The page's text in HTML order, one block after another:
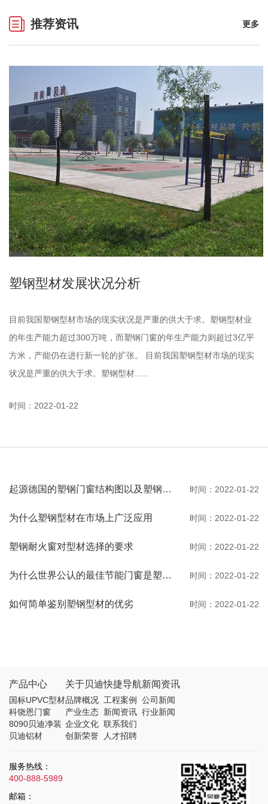
推荐资讯 更多
塑钢型材发展状况分析
目前我国塑钢型材市场的现实状况是严重的供大于求。塑钢型材业
的年生产能力超过300万吨，而塑钢门窗的年生产能力则超过3亿平
方米，产能仍在进行新一轮的扩张。 目前我国塑钢型材市场的现实
状况是严重的供大于求。塑钢型材......
时间：2022-01-22
起源德国的塑钢门窗结构图以及塑钢门窗的优缺点 时间：2022-01-22
为什么塑钢型材在市场上广泛应用 时间：2022-01-22
塑钢耐火窗对型材选择的要求 时间：2022-01-22
为什么世界公认的最佳节能门窗是塑钢门窗 时间：2022-01-22
如何简单鉴别塑钢型材的优劣 时间：2022-01-22
产品中心
国标UPVC型材
科饶恩门窗
8090贝迪净装
贝迪铝材
关于贝迪
品牌概况
产业生态
企业文化
创新荣誉
快捷导航
工程案例
新闻资讯
联系我们
人才招聘
新闻资讯
公司新闻
行业新闻
服务热线：
400-888-5989
邮箱：